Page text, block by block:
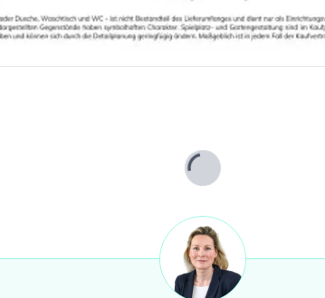
Lade...